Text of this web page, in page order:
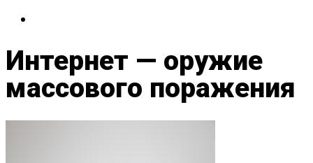
Интернет — оружие
массового поражения